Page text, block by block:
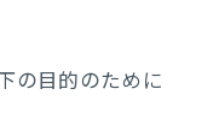
の目的のために